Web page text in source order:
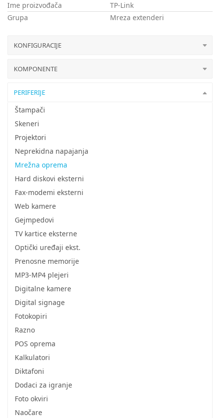
Ime proizvođača
TP-Link
Grupa
Mreza extenderi
KONFIGURACIJE
KOMPONENTE
PERIFERIJE
Štampači
Skeneri
Projektori
Neprekidna napajanja
Mrežna oprema
Hard diskovi eksterni
Fax-modemi eksterni
Web kamere
Gejmpedovi
TV kartice eksterne
Optički uređaji ekst.
Prenosne memorije
MP3-MP4 plejeri
Digitalne kamere
Digital signage
Fotokopiri
Razno
POS oprema
Kalkulatori
Diktafoni
Dodaci za igranje
Foto okviri
Naočare